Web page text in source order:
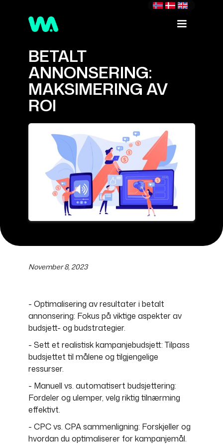
BETALT
ANNONSERING:
MAKSIMERING AV
ROI
November 8, 2023
- Optimalisering av resultater i betalt
annonsering: Fokus på viktige aspekter av
budsjett- og budstrategier.
- Sett et realistisk kampanjebudsjett: Tilpass
budsjettet til målene og tilgjengelige
ressurser.
- Manuell vs. automatisert budsjettering:
Fordeler og ulemper, velg riktig tilnærming
effektivt.
- CPC vs. CPA sammenligning: Forskjeller og
hvordan du optimaliserer for kampanjemål.